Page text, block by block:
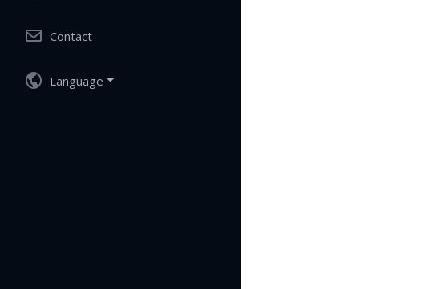
Contact
Language